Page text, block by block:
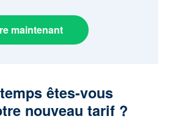
maintenant
êtes-vous
nouveau tarif ?